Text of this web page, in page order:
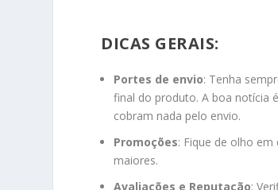
DICAS GERAIS:
Portes de envio: Tenha
final do produto. A boa notícia
cobram nada pelo envio.
Promoções: Fique de olho
maiores.
Avaliações e Reputação: